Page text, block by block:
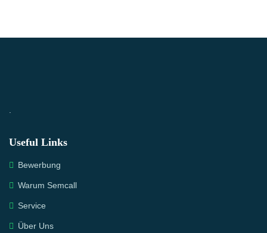
Useful Links
Bewerbung
Warum Semcall
Service
Über Uns